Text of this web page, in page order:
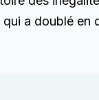
a doublé en